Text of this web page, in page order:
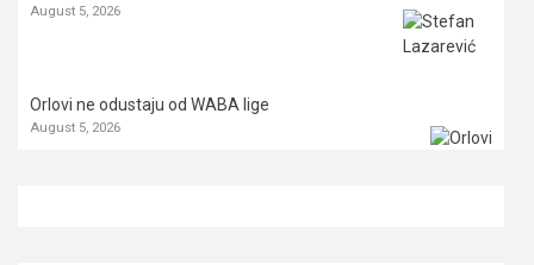
August 5, 2026
Orlovi ne odustaju od WABA lige
August 5, 2026